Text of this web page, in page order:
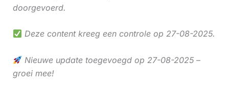
doorgevoerd.
Deze content kreeg een controle op 27-08-2025.
Nieuwe update toegevoegd op 27-08-2025 –
groei mee!